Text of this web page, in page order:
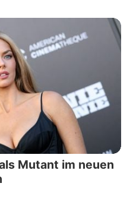
Mutant im neuen